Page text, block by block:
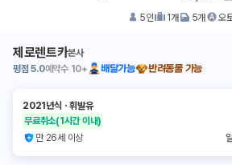
5인 1개 5개 오
제로렌트카본사
평점 5.0예약수 10+ 배달가능 반려동물 가능
2021년식 ㆍ휘발유
무료취소(1시간 이내)
만 26세 이상